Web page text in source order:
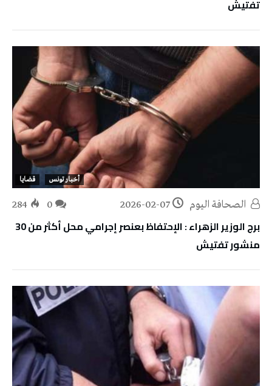
تفتيش
أخبار تونس قضايا
2026-02-07
284
برج الوزير الزهراء : الإحتفاظ بعنصر إجرامي محل أكثر من 30
منشور تفتيش